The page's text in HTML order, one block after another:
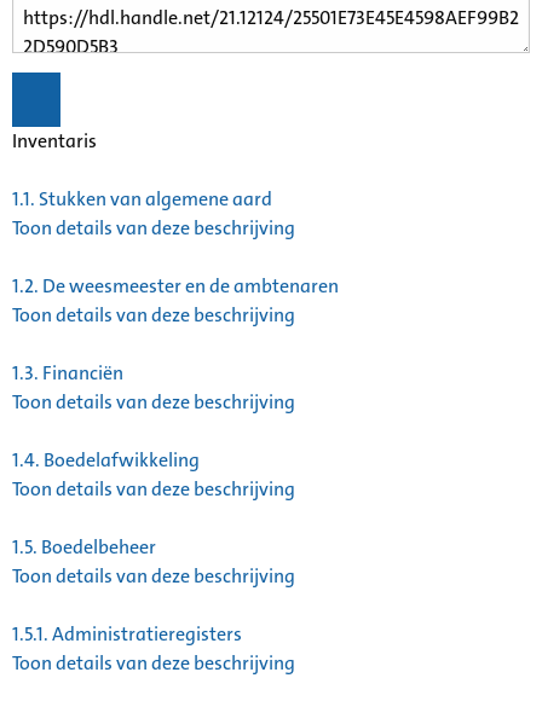
Inventaris
1.1. Stukken van algemene aard
Toon details van deze beschrijving
1.2. De weesmeester en de ambtenaren
Toon details van deze beschrijving
1.3. Financiën
Toon details van deze beschrijving
1.4. Boedelafwikkeling
Toon details van deze beschrijving
1.5. Boedelbeheer
Toon details van deze beschrijving
1.5.1.Administratieregisters
Toon details van deze beschrijving